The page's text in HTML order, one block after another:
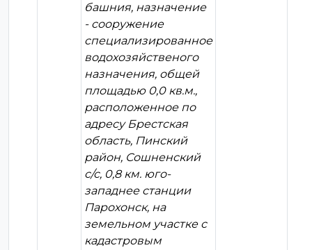
башния, назначение
- сооружение
специализированное
водохозяйственого
назначения, общей
площадью 0,0 кв.м.,
расположенное по
адресу Брестская
область, Пинский
район, Сошненский
с/с, 0,8 км. юго-
западнее станции
Парохонск, на
земельном участке с
кадастровым